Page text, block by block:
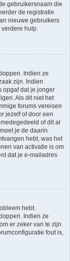
gebruikersnaam die
de registratie
nieuwe gebruikers
verdere hulp.
Indien ze
zijn. Indien
opgaf dat je jonger
Als dit niet het
forums vereisen
jezelf of door een
of dit al
je de daarin
hebt, was het
van activatie is om
dat je e-mailadres
hebt.
Indien ze
er zeker van te zijn
fout is,